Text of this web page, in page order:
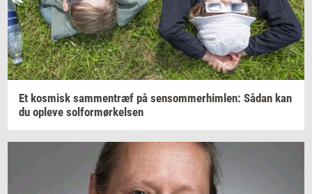
Et kos­misk sam­men­træf på sen­som­mer­him­len: Sådan kan
du op­le­ve sol­for­mør­kel­sen